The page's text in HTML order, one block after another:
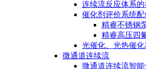
连续流反应体系
催化剂评价系统配
精睿不锈钢
精睿高压四
光催化、光热催
微通道连续流
微通道连续流智